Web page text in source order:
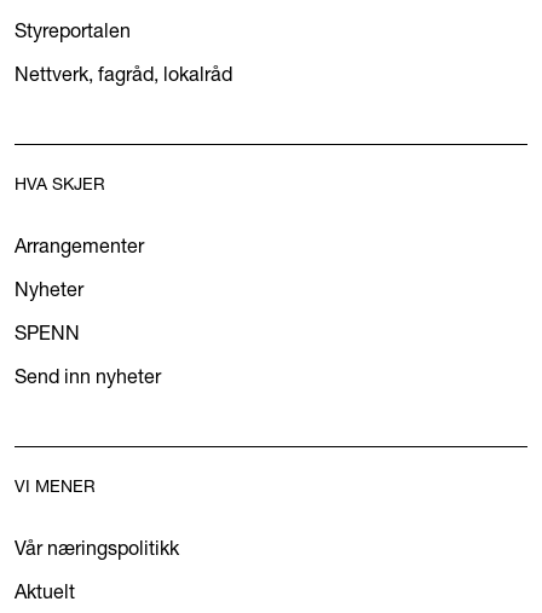
Styreportalen
Nettverk, fagråd, lokalråd
HVA SKJER
Arrangementer
Nyheter
SPENN
Send inn nyheter
VI MENER
Vår næringspolitikk
Aktuelt